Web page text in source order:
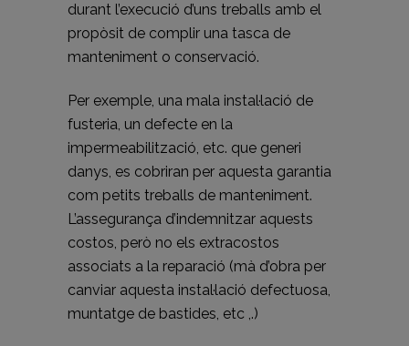
durant l’execució d’uns treballs amb el
propòsit de complir una tasca de
manteniment o conservació.
Per exemple, una mala instal·lació de
fusteria, un defecte en la
impermeabilització, etc. que generi
danys, es cobriran per aquesta garantia
com petits treballs de manteniment.
L’assegurança d’indemnitzar aquests
costos, però no els extracostos
associats a la reparació (mà d’obra per
canviar aquesta instal·lació defectuosa,
muntatge de bastides, etc ,.)